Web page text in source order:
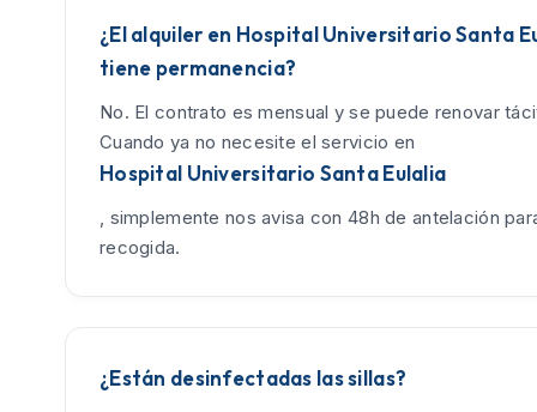
¿El alquiler en Hospital Universitario Santa
tiene permanencia?
No. El contrato es mensual y se puede renovar
Cuando ya no necesite el servicio en
Hospital Universitario Santa Eulalia
, simplemente nos avisa con 48h de antelación
recogida.
¿Están desinfectadas las sillas?